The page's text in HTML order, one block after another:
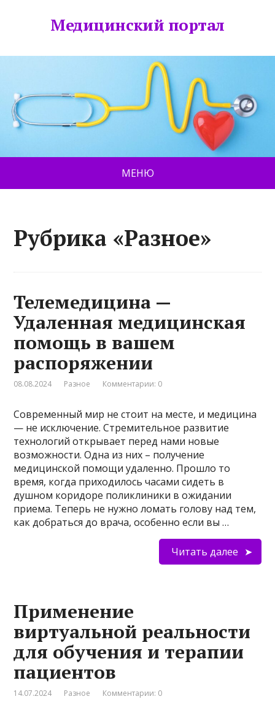
Медицинский портал
МЕНЮ
Рубрика «Разное»
Телемедицина —
Удаленная медицинская
помощь в вашем
распоряжении
08.08.2024 Разное Комментарии: 0
Современный мир не стоит на месте, и медицина
— не исключение. Стремительное развитие
технологий открывает перед нами новые
возможности. Одна из них – получение
медицинской помощи удаленно. Прошло то
время, когда приходилось часами сидеть в
душном коридоре поликлиники в ожидании
приема. Теперь не нужно ломать голову над тем,
как добраться до врача, особенно если вы …
Читать далее
Применение
виртуальной реальности
для обучения и терапии
пациентов
14.07.2024 Разное Комментарии: 0